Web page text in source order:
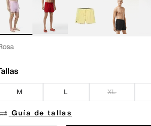
M L XL
Guía de tallas